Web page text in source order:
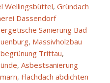
Wellingsbüttel, Gründach
Dassendorf
Sanierung Bad
, Massivholzbau
Trittau,
, Asbestsanierung
, Flachdach abdichten